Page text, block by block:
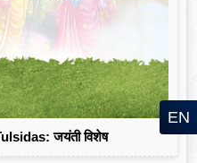
जयंती विशेष
EN